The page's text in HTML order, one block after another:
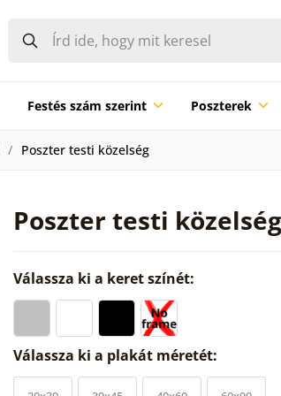
Festés szám szerint Poszterek
Poszter testi közelség
Poszter testi közelség
Válassza ki a keret színét:
Válassza ki a plakát méretét: